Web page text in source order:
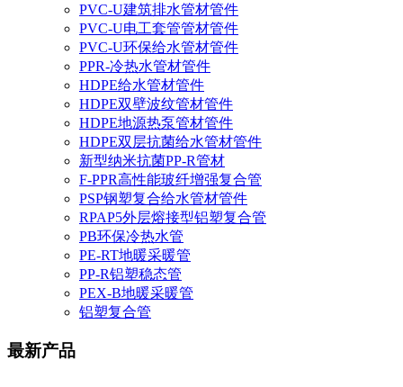
PVC-U建筑排水管材管件
PVC-U电工套管管材管件
PVC-U环保给水管材管件
PPR-冷热水管材管件
HDPE给水管材管件
HDPE双壁波纹管材管件
HDPE地源热泵管材管件
HDPE双层抗菌给水管材管件
新型纳米抗菌PP-R管材
F-PPR高性能玻纤增强复合管
PSP钢塑复合给水管材管件
RPAP5外层熔接型铝塑复合管
PB环保冷热水管
PE-RT地暖采暖管
PP-R铝塑稳态管
PEX-B地暖采暖管
铝塑复合管
最新产品